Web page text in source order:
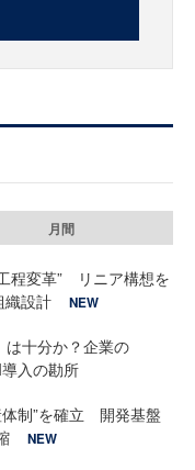
月間
程変革” リニア構想を
織設計
NEW
は十分か？企業の
入の勘所
体制”を確立 開発基盤
NEW